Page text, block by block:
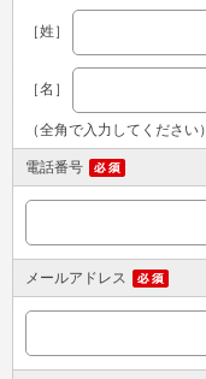
［姓］
［名］
（全角で入力してください）
電話番号
メールアドレス